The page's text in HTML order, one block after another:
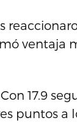
ventaja
17.9
puntos a